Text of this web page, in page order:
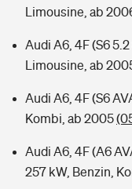
Limousine, ab
Audi A6, 4F (S6
Limousine, ab
Audi A6, 4F (S6
Kombi, ab 2005
Audi A6, 4F (A6
257 kW, Benzin,